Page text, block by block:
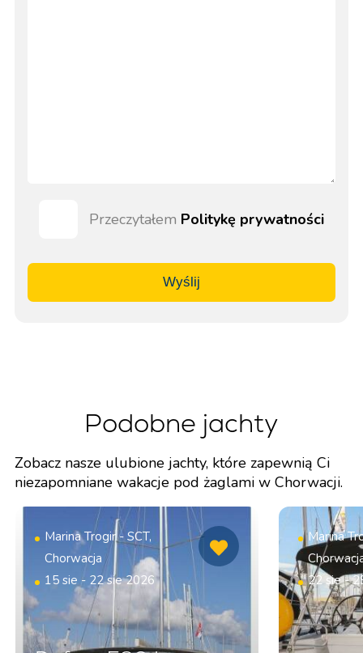
Przeczytałem Politykę prywatności
Wyślij
Podobne jachty
Zobacz nasze ulubione jachty, które zapewnią Ci
niezapomniane wakacje pod żaglami w Chorwacji.
Marina Trogir - SCT,
Chorwacja
15 sie - 22 sie 2026
Marina
22 sie -